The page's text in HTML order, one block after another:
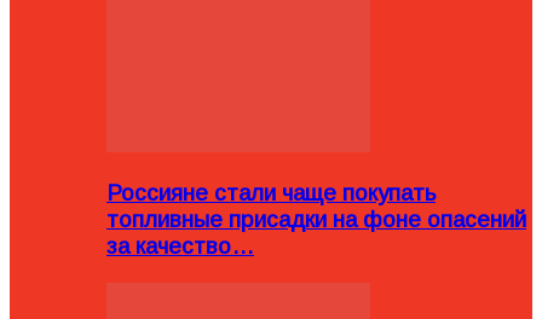
Россияне стали чаще покупать
топливные присадки на фоне опасений
за качество…